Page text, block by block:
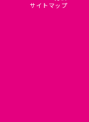
サイトマップ